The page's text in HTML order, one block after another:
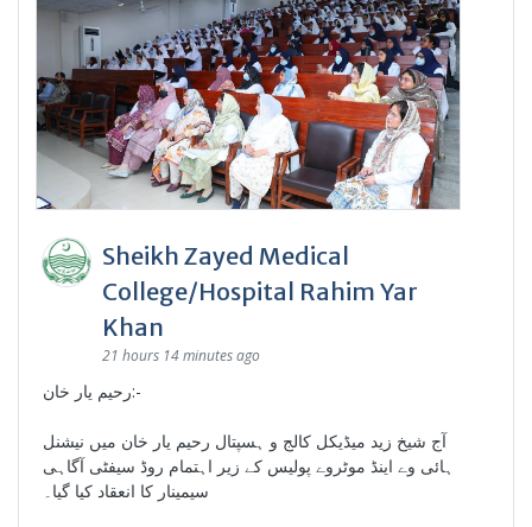
Sheikh Zayed Medical
College/Hospital Rahim Yar
Khan
21 hours 14 minutes ago
رحیم یار خان:-
آج شیخ زید میڈیکل کالج و ہسپتال رحیم یار خان میں نیشنل
ہائی وے اینڈ موٹروے پولیس کے زیر اہتمام روڈ سیفٹی آگاہی
سیمینار کا انعقاد کیا گیا۔